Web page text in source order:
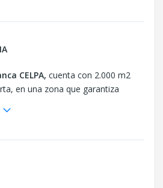
CELPA, cuenta con 2.000 m2
en una zona que garantiza
una excelente operación